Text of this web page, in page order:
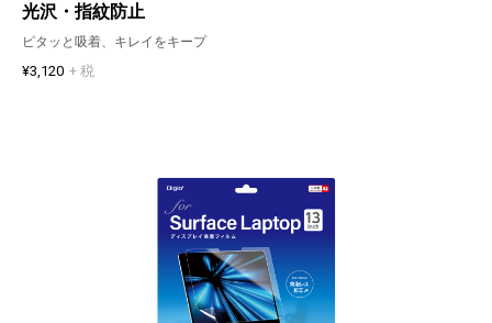
光沢・指紋防止
ピタッと吸着、キレイをキープ
¥3,120 + 税